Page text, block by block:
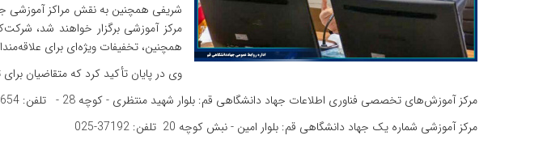
شریفی همچنین به نقش مراکز آموزشی
مرکز آموزشی برگزار خواهند شد،
همچنین، تخفیفات ویژه‌ای برای
وی در پایان تأکید کرد که متقاضیان
مرکز آموزش‌های تخصصی فناوری اطلاعات جهاد دانشگاهی قم: بلوار شهید منتظری - کوچه 28 - تلفن: 31654-025
مرکز آموزشی شماره یک جهاد دانشگاهی قم: بلوار امین - نبش کوچه 20 تلفن: 37192-025